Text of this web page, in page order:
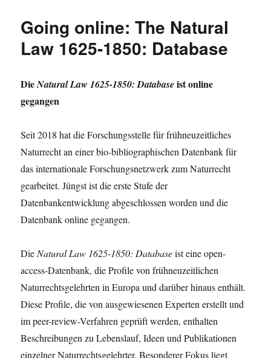
und
Harbecke
book:
Mechanistic
Integration
of
the
Neurosciences
and
the
Social
Going online: The Natural
Law 1625-1850: Database
DieNatural Law 1625-1850: Databaseist online
gegangen
Seit 2018 hat die Forschungsstelle für frühneuzeitliches
Naturrecht an einer bio-bibliographischen Datenbank für
das internationale Forschungsnetzwerk zum Naturrecht
gearbeitet. Jüngst ist die erste Stufe der
Datenbankentwicklung abgeschlossen worden und die
Datenbank online gegangen.
Die Natural Law 1625-1850: Databaseist eine open-
access-Datenbank, die Profile von frühneuzeitlichen
Naturrechtsgelehrten in Europa und darüber hinaus enthält.
Diese Profile, die von ausgewiesenen Experten erstellt und
im peer-review-Verfahren geprüft werden, enthalten
Beschreibungen zu Lebenslauf, Ideen und Publikationen
einzelner Naturrechtsgelehrter. Besonderer Fokus liegt